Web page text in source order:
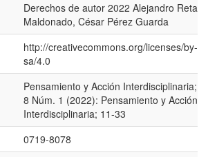
Derechos de autor 2022 Alejandro
Maldonado, César Pérez Guarda
http://creativecommons.org/licenses/by-
sa/4.0
Pensamiento y Acción Interdisciplinaria;
8 Núm. 1 (2022): Pensamiento y Acción
Interdisciplinaria; 11-33
0719-8078